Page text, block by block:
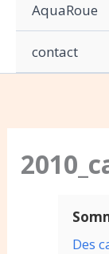
AquaRoue
contact
Des